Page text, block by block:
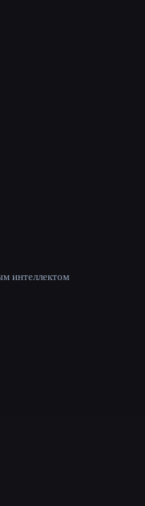
интеллектом